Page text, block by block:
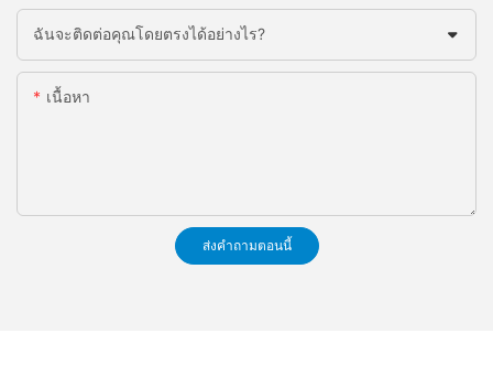
ฉันจะติดต่อคุณโดยตรงได้อย่างไร?
เนื้อหา
ส่งคำถามตอนนี้